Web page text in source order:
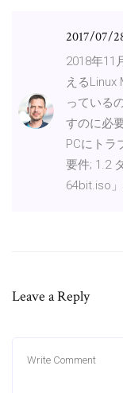
2017/07/
2018年11
えるLinux
っている
すのに必
PCにトラ
要件; 1.2
64bit.iso
Leave a Reply